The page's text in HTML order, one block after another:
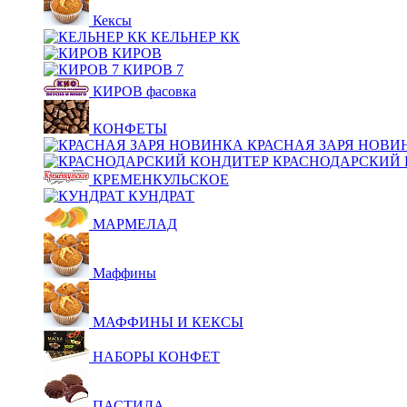
Кексы
КЕЛЬНЕР КК
КИРОВ
КИРОВ 7
КИРОВ фасовка
КОНФЕТЫ
КРАСНАЯ ЗАРЯ
КРАСНОДАРСКИЙ
КРЕМЕНКУЛЬСКОЕ
КУНДРАТ
МАРМЕЛАД
Маффины
МАФФИНЫ И КЕКСЫ
НАБОРЫ КОНФЕТ